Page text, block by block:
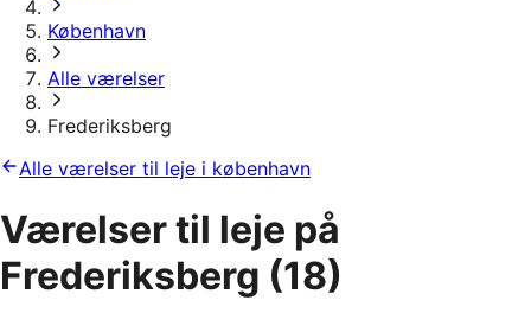
København
Alle værelser
Frederiksberg
Alle værelser til leje i københavn
Værelser til leje på
Frederiksberg (18)